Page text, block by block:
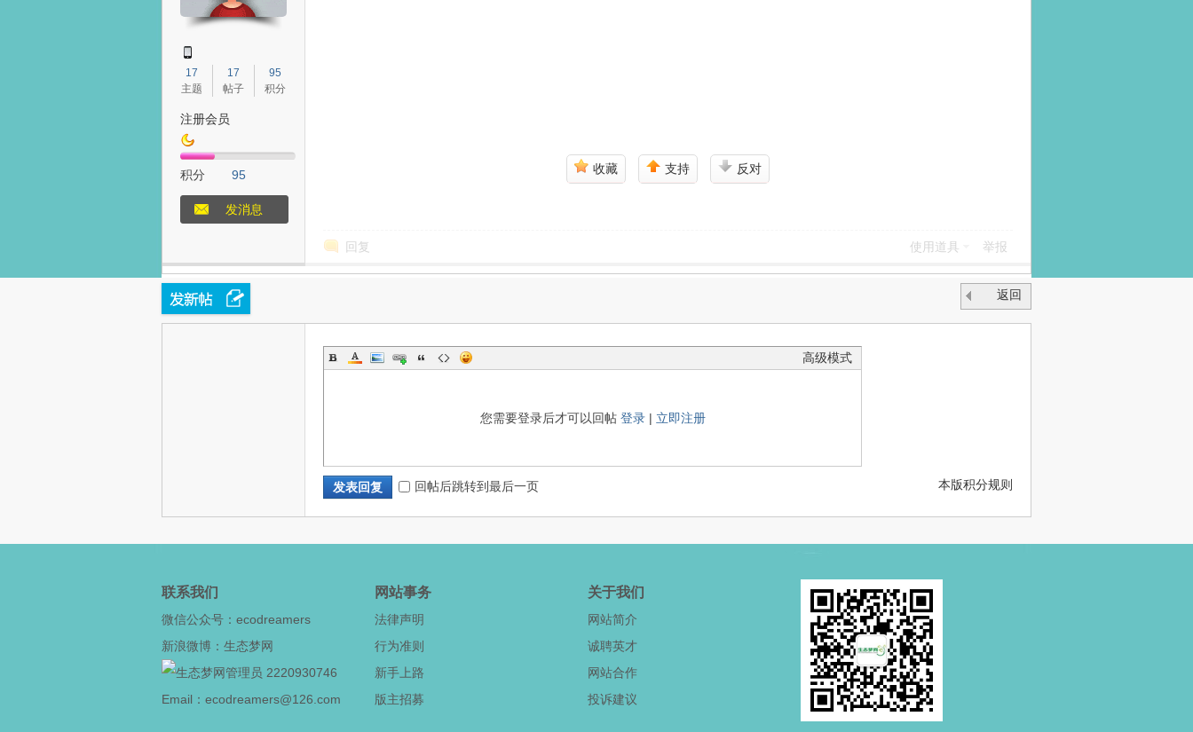
17
主题
17
帖子
95
积分
注册会员
积分 95
发消息
收藏 支持 反对
回复 使用道具 举报
返回
高级模式
您需要登录后才可以回帖 登录| 立即注册
本版积分规则
发表回复 回帖后跳转到最后一页
联系我们
微信公众号：ecodreamers
新浪微博：生态梦网
2220930746
Email：ecodreamers@126.com
网站事务
法律声明
行为准则
新手上路
版主招募
关于我们
网站简介
诚聘英才
网站合作
投诉建议